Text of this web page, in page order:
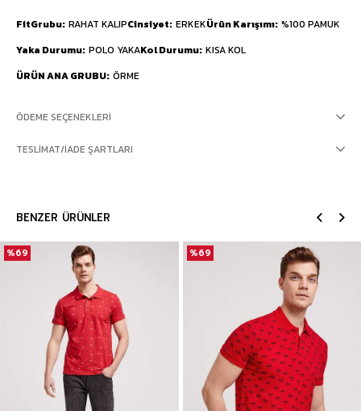
FitGrubu RAHAT KALIPCinsiyet ERKEKÜrün Karışımı %100 PAMUK
Yaka Durumu POLO YAKAKol Durumu KISA KOL
ÜRÜN ANA GRUBU ÖRME
ÖDEME SEÇENEKLERI
TESLIMAT/İADE ŞARTLARI
BENZER ÜRÜNLER
%69 %69